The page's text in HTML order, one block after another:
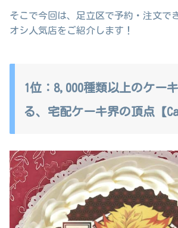
そこで今回は、足立区で予約・注文で
オシ人気店をご紹介します！
1位：8,000種類以上のケー
る、宅配ケーキ界の頂点【